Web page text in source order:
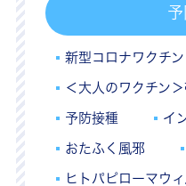
新型コロナワクチン
＜大人のワクチン
予防接種 イ
おたふく風邪
ヒトパピローマウ